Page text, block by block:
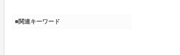
■関連キーワード